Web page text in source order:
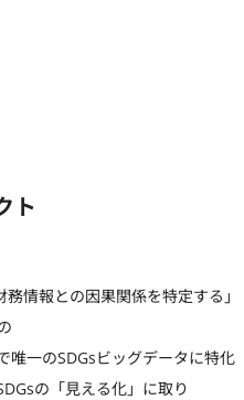
ト
務情報との因果関係を特定する」
唯一のSDGsビッグデータに特化
の「見える化」に取り